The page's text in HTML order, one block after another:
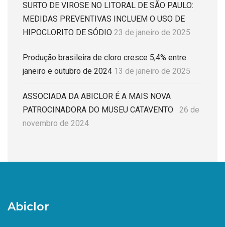
SURTO DE VIROSE NO LITORAL DE SÃO PAULO:
MEDIDAS PREVENTIVAS INCLUEM O USO DE
HIPOCLORITO DE SÓDIO 23 de janeiro de 2025
Produção brasileira de cloro cresce 5,4% entre
janeiro e outubro de 2024 13 de janeiro de 2025
ASSOCIADA DA ABICLOR É A MAIS NOVA
PATROCINADORA DO MUSEU CATAVENTO
26 de
novembro de 2024
Abiclor